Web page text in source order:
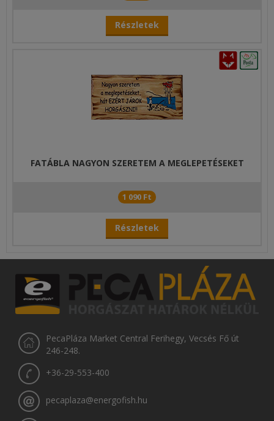
Részletek
FATÁBLA NAGYON SZERETEM A MEGLEPETÉSEKET
1 090 Ft
Részletek
PecaPláza Market Central Ferihegy, Vecsés Fő út
246-248.
+36-29-553-400
pecaplaza@energofish.hu